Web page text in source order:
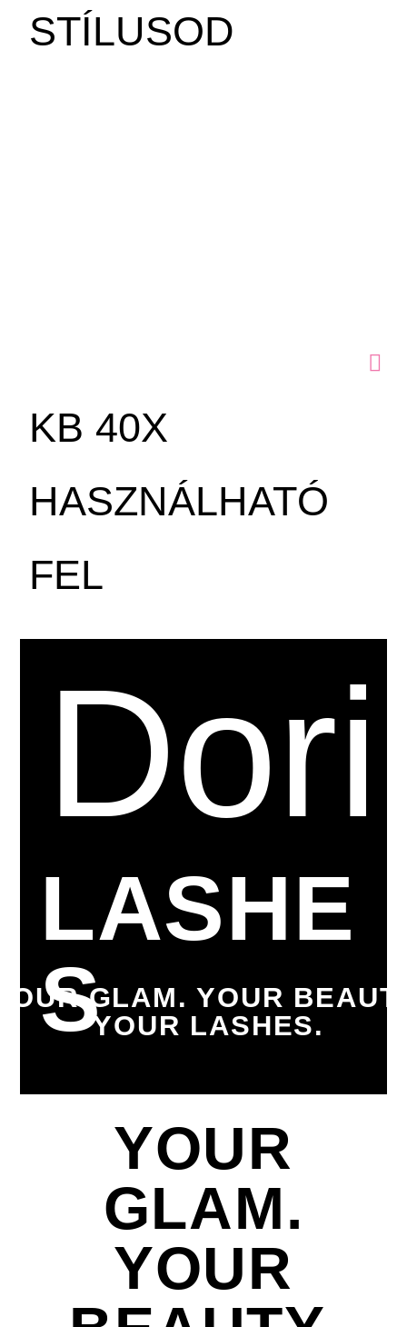
STÍLUSOD
KB 40X
HASZNÁLHATÓ
FEL
Dori
LASHE
SGLAM. YOUR
YOUR LASHES.
YOUR
GLAM.
YOUR